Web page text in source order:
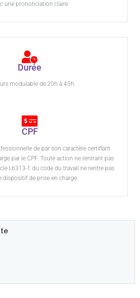
une prononciation claire
Durée
modulable de 20h à 45h
CPF
de par son caractère certifiant
par le CPF. Toute action ne rentrant pas
L6313-1 du code du travail ne rentre pas
dispositif de prise en charge.